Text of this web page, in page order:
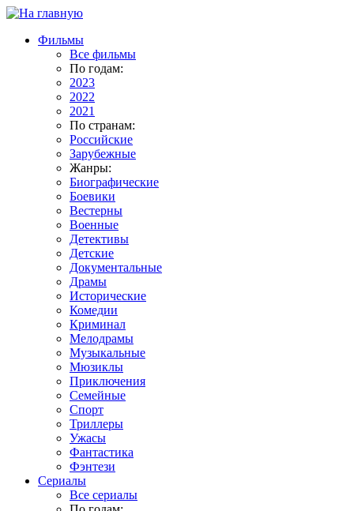
Фильмы
Все фильмы
По годам:
2023
2022
2021
По странам:
Российские
Зарубежные
Жанры:
Биографические
Боевики
Вестерны
Военные
Детективы
Детские
Документальные
Драмы
Исторические
Комедии
Криминал
Мелодрамы
Музыкальные
Мюзиклы
Приключения
Семейные
Спорт
Триллеры
Ужасы
Фантастика
Фэнтези
Сериалы
Все сериалы